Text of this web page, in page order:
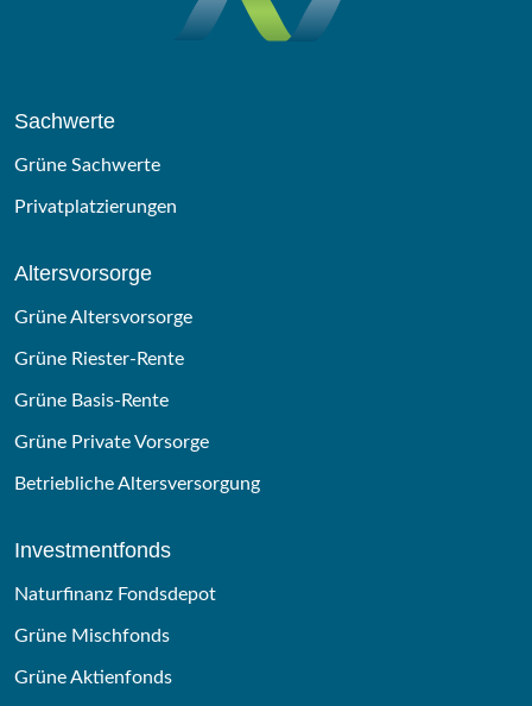
Sachwerte
Grüne Sachwerte
Privatplatzierungen
Altersvorsorge
Grüne Altersvorsorge
Grüne Riester-Rente
Grüne Basis-Rente
Grüne Private Vorsorge
Betriebliche Altersversorgung
Investmentfonds
Naturfinanz Fondsdepot
Grüne Mischfonds
Grüne Aktienfonds